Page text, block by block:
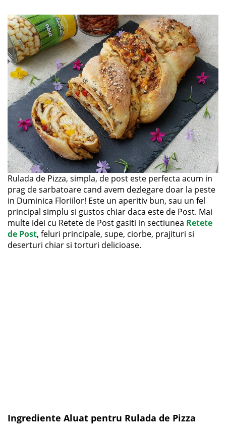
Rulada de Pizza, simpla, de post este perfecta acum in
prag de sarbatoare cand avem dezlegare doar la peste
in Duminica Floriilor! Este un aperitiv bun, sau un fel
principal simplu si gustos chiar daca este de Post. Mai
multe idei cu Retete de Post gasiti in sectiunea Retete
de Post, feluri principale, supe, ciorbe, prajituri si
deserturi chiar si torturi delicioase.
Ingrediente Aluat pentru Rulada de Pizza